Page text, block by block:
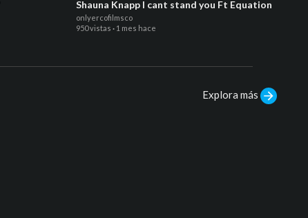
Shauna Knapp I cant stand you Ft Equation
onlyercofilmsco
950 vistas · 1 mes hace
Explora más